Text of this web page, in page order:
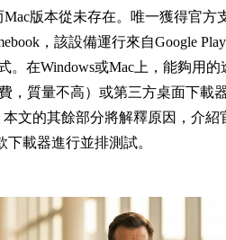
Mac版本從未存在。唯一獲得官方
，該設備運行來自Google Play
。在Windows或Mac上，能夠用的
，質量不高）或第三方桌面下載
本文的其餘部分將解釋原因，介紹
載器進行並排測試。